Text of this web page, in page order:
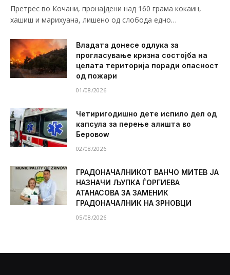
Претрес во Кочани, пронајдени над 160 грама кокаин,
хашиш и марихуана, лишено од слобода едно…
Владата донесе одлука за
прогласување кризна состојба на
целата територија поради опасност
од пожари
01/08/2026
Четиригодишно дете испило дел од
капсула за перење алишта во
Беровоw
02/08/2026
ГРАДОНАЧАЛНИКОТ ВАНЧО МИТЕВ ЈА
НАЗНАЧИ ЉУПКА ЃОРГИЕВА
АТАНАСОВА ЗА ЗАМЕНИК
ГРАДОНАЧАЛНИК НА ЗРНОВЦИ
05/08/2026